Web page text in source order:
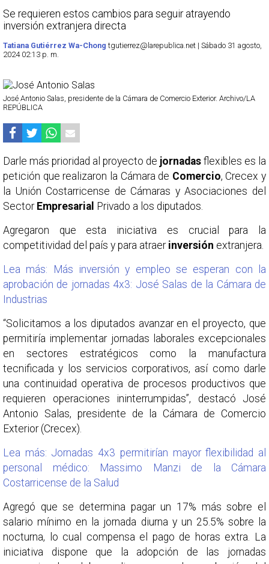
Se requieren estos cambios para seguir atrayendo
inversión extranjera directa
Tatiana Gutiérrez Wa-Chong tgutierrez@larepublica.net | Sábado 31 agosto,
2024 02:13 p. m.
José Antonio Salas, presidente de la Cámara de Comercio Exterior. Archivo/LA
REPÚBLICA
Darle más prioridad al proyecto de jornadas flexibles es la
petición que realizaron la Cámara de Comercio, Crecex y
la Unión Costarricense de Cámaras y Asociaciones del
Sector Empresarial Privado a los diputados.
Agregaron que esta iniciativa es crucial para la
competitividad del país y para atraer inversión extranjera.
Lea más: Más inversión y empleo se esperan con la
aprobación de jornadas 4x3: José Salas de la Cámara de
Industrias
“Solicitamos a los diputados avanzar en el proyecto, que
permitiría implementar jornadas laborales excepcionales
en sectores estratégicos como la manufactura
tecnificada y los servicios corporativos, así como darle
una continuidad operativa de procesos productivos que
requieren operaciones ininterrumpidas”, destacó José
Antonio Salas, presidente de la Cámara de Comercio
Exterior (Crecex).
Lea más: Jornadas 4x3 permitirían mayor flexibilidad al
personal médico: Massimo Manzi de la Cámara
Costarricense de la Salud
Agregó que se determina pagar un 17% más sobre el
salario mínimo en la jornada diurna y un 25.5% sobre la
nocturna, lo cual compensa el pago de horas extra. La
iniciativa dispone que la adopción de las jornadas